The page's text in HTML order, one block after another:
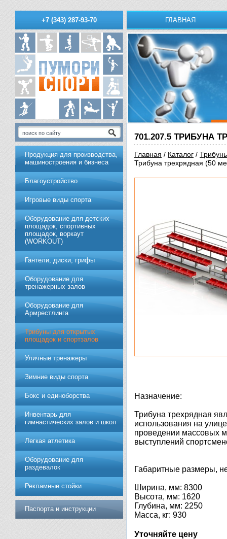
+7 (343) 287-93-70 ГЛАВНАЯ
701.207.5 ТРИБУНА
Главная / Каталог /
Трибуна трехрядная (50
Назначение:
Трибуна трехрядная
использования на
проведении массовых
выступлений
Габаритные размеры,
Ширина, мм: 8300
Высота, мм: 1620
Глубина, мм: 2250
Масса, кг: 930
Уточняйте цену
Продукция для производства,
машиностроения и бизнеса
Благоустройство
Игровые виды спорта
Оборудование для детских
площадок, спортивных
площадок, воркаут
(WORKOUT)
Гантели, диски, грифы
Обoрудoвание для
трeнажерных залoв
Оборудование для
Армрестлинга
Трибуны для открытых
площадок и спортзалов
Уличные тренажеры
Зимние виды спорта
Бокс и единоборства
Инвентарь для
гимнастических залов и школ
Легкая атлетика
Оборудование для
раздевалок
Рекламные стойки
Паспорта и инструкции